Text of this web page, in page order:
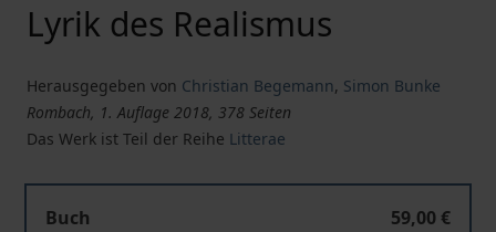
Lyrik des Realismus
Herausgegeben von Christian Begemann, Simon Bunke
Rombach, 1. Auflage 2018, 378 Seiten
Das Werk ist Teil der Reihe Litterae
Buch
59,00 €